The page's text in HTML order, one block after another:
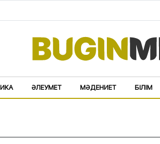
ӘЛЕУМЕТ МӘДЕНИЕТ БІЛІМ